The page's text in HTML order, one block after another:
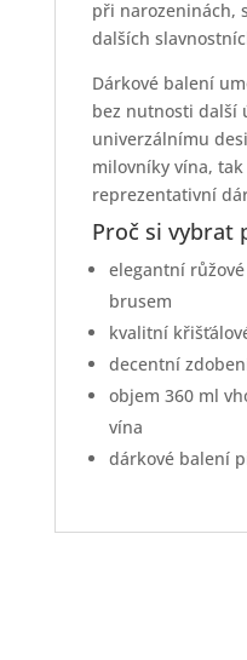
při narozeninách,
dalších
Dárkové balení
bez nutnosti další
univerzálnímu
milovníky vína,
reprezentativní
Proč si vybrat
elegantní
brusem
kvalitní
decentní
objem 360 ml
vína
dárkové balení